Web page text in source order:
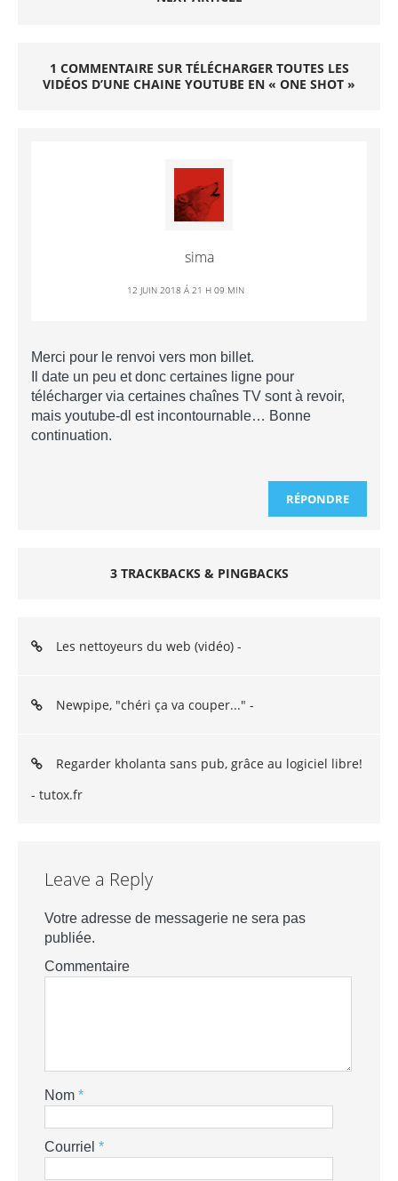
1 COMMENTAIRE SUR TÉLÉCHARGER TOUTES LES
VIDÉOS D’UNE CHAINE YOUTUBE EN « ONE SHOT »
sima
12 JUIN 2018 Á 21 H 09 MIN
Merci pour le renvoi vers mon billet.
Il date un peu et donc certaines ligne pour
télécharger via certaines chaînes TV sont à revoir,
mais youtube-dl est incontournable… Bonne
continuation.
RÉPONDRE
3 TRACKBACKS & PINGBACKS
Les nettoyeurs du web (vidéo) -
Newpipe, "chéri ça va couper..." -
Regarder kholanta sans pub, grâce au logiciel libre!
- tutox.fr
Leave a Reply
Votre adresse de messagerie ne sera pas
publiée.
Commentaire
Nom *
Courriel *